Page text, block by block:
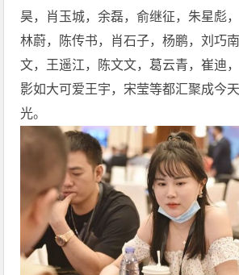
昊，肖玉城，余磊，俞继征，朱星彪
林蔚，陈传书，肖石子，杨鹏，刘巧
文，王遥江，陈文文，葛云青，崔迪
影如大可爱王宇，宋莹等都汇聚成今
光。